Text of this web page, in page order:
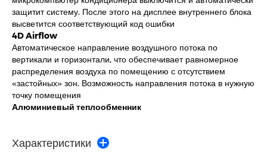
защитит систему. После этого на дисплее внутреннего блока
высветится соответствующий код ошибки
4D Airflow
Автоматическое направление воздушного потока по
вертикали и горизонтали, что обеспечивает равномерное
распределения воздуха по помещению с отсутствием
«застойных» зон. Возможность направления потока в нужную
точку помещения
Алюминиевый теплообменник
Характеристики